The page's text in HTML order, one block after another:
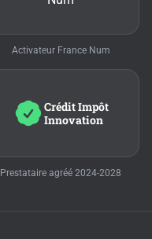
Activateur France Num
Crédit Impôt
Innovation
Prestataire agréé 2024-2028